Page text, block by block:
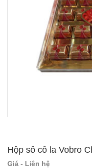
Hộp sô cô la Vobro
Giá - Liên hệ